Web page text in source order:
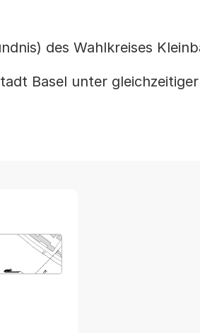
des Wahlkreises
Basel unter
einem neuen Tab oder Fenster